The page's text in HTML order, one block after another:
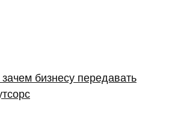
зачем бизнесу передавать